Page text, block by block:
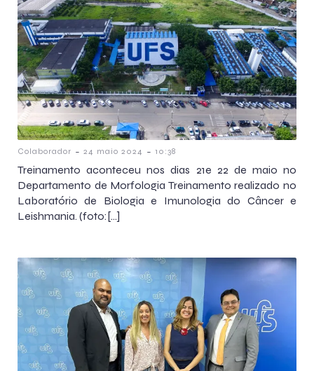
Colaborador - 24 maio 2024 - 10:38
Treinamento aconteceu nos dias 21e 22 de maio no
Departamento de Morfologia Treinamento realizado no
Laboratório de Biologia e Imunologia do Câncer e
Leishmania. (foto:[…]